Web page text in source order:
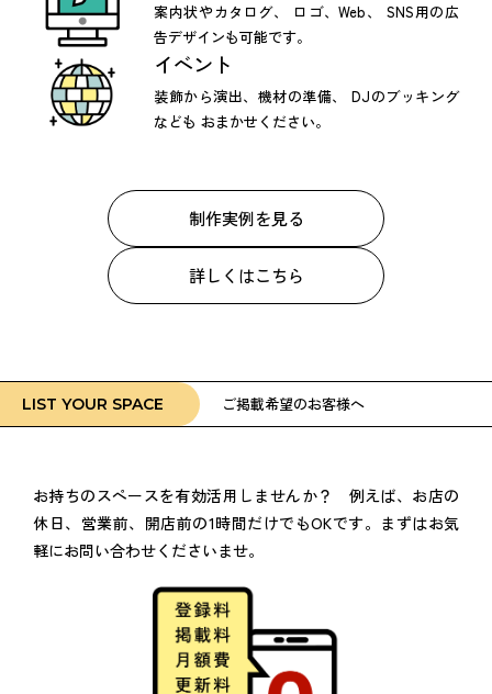
案内状やカタログ、 ロゴ、Web、
SNS用の広
告デザインも可能です。
イベント
装飾から演出、機材の準備、
DJのブッキング
なども おまかせください。
制作実例を見る
詳しくはこちら
LIST YOUR SPACE ご掲載希望のお客様へ
お持ちのスペースを有効活用しませんか？ 例えば、お店の
休日、営業前、開店前の1時間だけでもOKです。まずはお気
軽にお問い合わせくださいませ。